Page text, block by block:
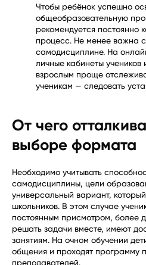
Чтобы ребёнок успешно
общеобразовательную
рекомендуется постоянно
процесс. Не менее важна
самодисциплине. На
личные кабинеты
взрослым проще
ученикам — следовать
От чего
выборе формата
Необходимо учитывать
самодисциплины, цели
универсальный вариант,
школьников. В этом случае
постоянным присмотром, более
решать задачи вместе, имеют
занятиям. На очном обучении
общения и проходят программу
преподавателей.